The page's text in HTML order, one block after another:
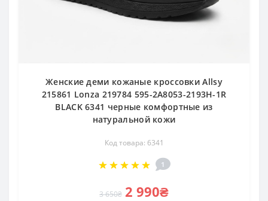
Женские деми кожаные кроссовки Allsy
215861 Lonza 219784 595-2A8053-2193H-1R
BLACK 6341 черные комфортные из
натуральной кожи
Код товара: 6341
1
3 650₴ 2 990₴